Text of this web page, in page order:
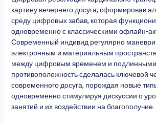
картину вечернего досуга, сформировав
среду цифровых забав, которая
одновременно с классическими офлайн-
Современный индивид регулярно
электронным и материальным
между цифровым временем и подлинными
противоположность сделалась ключевой
современного досуга, порождая новые
одновременно стимулируя дискуссии о
занятий и их воздействии на благополучие.